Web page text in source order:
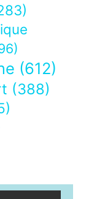
(612)
(388)